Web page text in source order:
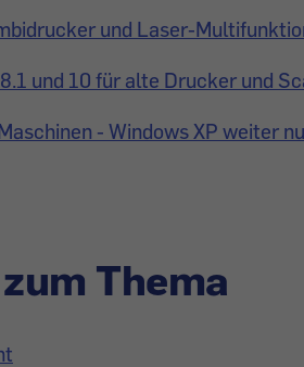
und Laser-
und 10 für alte Drucker und
- Windows XP weiter
Thema